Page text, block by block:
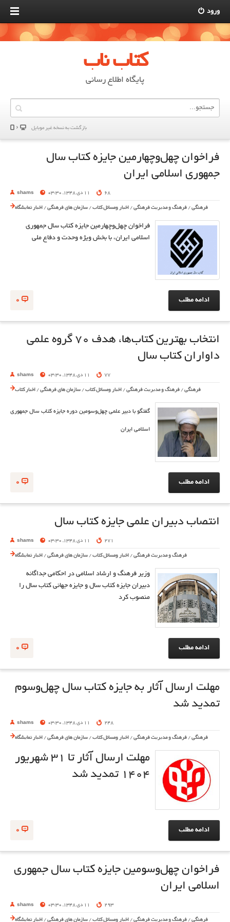
ورود
کتاب ناب
پایگاه اطلاع رسانی
بازگشت به نسخه غير موبایل
فراخوان چهل‌وچهارمین جایزه کتاب سال
جمهوری اسلامی ایران
shams 11 دی 1348, 03:30 68
فرهنگی / فرهنگ و مدیریت فرهنگی / اخبار ومسائل کتاب / سازمان های فرهنگی / اخبار نمایشگاه
فراخوان چهل‌وچهارمین جایزه کتاب سال جمهوری
اسلامی ایران، با بخش ویژه وحدت و دفاع ملی
0 ادامه مطلب
انتخاب بهترین کتاب‌ها، هدف 70 گروه علمی
داواران کتاب سال
shams 11 دی 1348, 03:30 77
فرهنگی / فرهنگ و مدیریت فرهنگی / اخبار ومسائل کتاب / سازمان های فرهنگی / اخبار کتاب
گفتگو با دبیر علمی چهل‌وسومین دوره جایزه کتاب سال جمهوری
اسلامی ایران
0 ادامه مطلب
انتصاب دبیران علمی جایزه کتاب سال
shams 11 دی 1348, 03:30 271
فرهنگ و مدیریت فرهنگی / اخبار ومسائل کتاب / سازمان های فرهنگی / اخبار نمایشگاه
وزیر فرهنگ و ارشاد اسلامی در احکامی جداگانه
دبیران جایزه کتاب سال و جایزه جهانی کتاب سال را
منصوب کرد
0 ادامه مطلب
مهلت ارسال آثار به جایزه کتاب سال چهل‌وسوم
تمدید شد
shams 11 دی 1348, 03:30 248
فرهنگی / فرهنگ و مدیریت فرهنگی / اخبار ومسائل کتاب / سازمان های فرهنگی / اخبار نمایشگاه
مهلت ارسال آثار تا ۳۱ شهریور
۱۴۰۴ تمدید شد
0 ادامه مطلب
فراخوان چهل‌وسومین جایزه کتاب سال جمهوری
اسلامی ایران
shams 11 دی 1348, 03:30 293
فرهنگی / فرهنگ و مدیریت فرهنگی / اخبار ومسائل کتاب / سازمان های فرهنگی / اخبار نمایشگاه